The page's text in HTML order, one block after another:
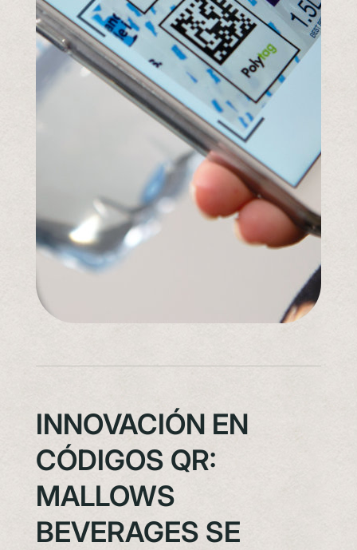
INNOVACIÓN EN
CÓDIGOS QR:
MALLOWS
BEVERAGES SE